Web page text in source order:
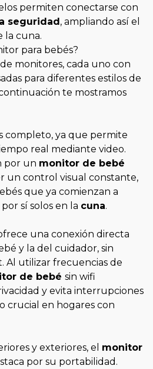
permiten conectarse con
seguridad, ampliando así el
la cuna.
para bebés?
monitores, cada uno con
para diferentes estilos de
te mostramos
completo, ya que permite
real mediante video.
por un monitor de bebé
un control visual constante,
que ya comienzan a
sí solos en la cuna.
una conexión directa
y la del cuidador, sin
Al utilizar frecuencias de
de bebé sin wifi
y evita interrupciones
crucial en hogares con
y exteriores, el monitor
por su portabilidad.